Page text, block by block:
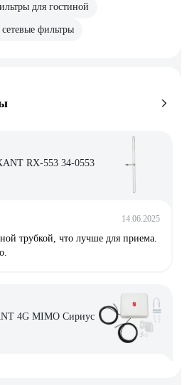
для гостиной
фильтры
RX-553 34-0553
14.06.2025
трубкой, что лучше для приема.
4G MIMO Сириус